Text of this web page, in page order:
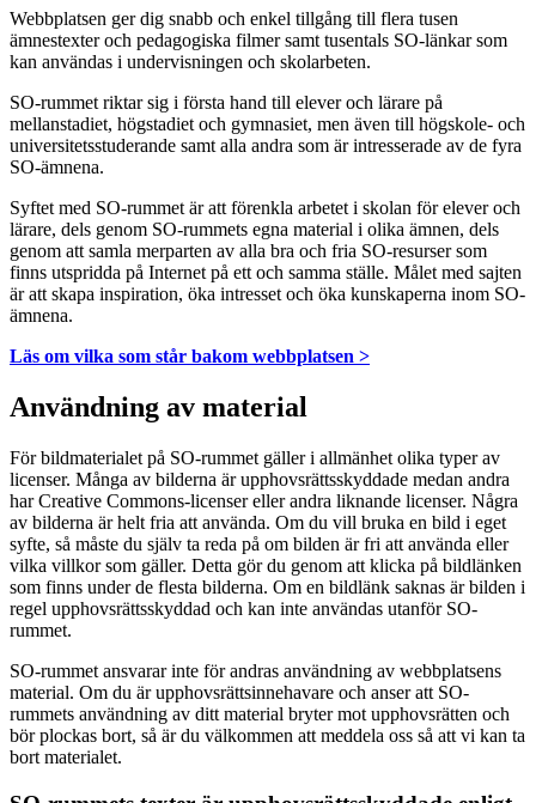
Webbplatsen ger dig snabb och enkel tillgång till flera tusen
ämnestexter och pedagogiska filmer samt tusentals SO-länkar som
kan användas i undervisningen och skolarbeten.
SO-rummet riktar sig i första hand till elever och lärare på
mellanstadiet, högstadiet och gymnasiet, men även till högskole- och
universitetsstuderande samt alla andra som är intresserade av de fyra
SO-ämnena.
Syftet med SO-rummet är att förenkla arbetet i skolan för elever och
lärare, dels genom SO-rummets egna material i olika ämnen, dels
genom att samla merparten av alla bra och fria SO-resurser som
finns utspridda på Internet på ett och samma ställe. Målet med sajten
är att skapa inspiration, öka intresset och öka kunskaperna inom SO-
ämnena.
Läs om vilka som står bakom webbplatsen >
Användning av material
För bildmaterialet på SO-rummet gäller i allmänhet olika typer av
licenser. Många av bilderna är upphovsrättsskyddade medan andra
har Creative Commons-licenser eller andra liknande licenser. Några
av bilderna är helt fria att använda. Om du vill bruka en bild i eget
syfte, så måste du själv ta reda på om bilden är fri att använda eller
vilka villkor som gäller. Detta gör du genom att klicka på bildlänken
som finns under de flesta bilderna. Om en bildlänk saknas är bilden i
regel upphovsrättsskyddad och kan inte användas utanför SO-
rummet.
SO-rummet ansvarar inte för andras användning av webbplatsens
material. Om du är upphovsrättsinnehavare och anser att SO-
rummets användning av ditt material bryter mot upphovsrätten och
bör plockas bort, så är du välkommen att meddela oss så att vi kan ta
bort materialet.